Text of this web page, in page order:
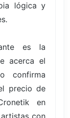
lógica y
es la
acerca el
confirma
precio de
en